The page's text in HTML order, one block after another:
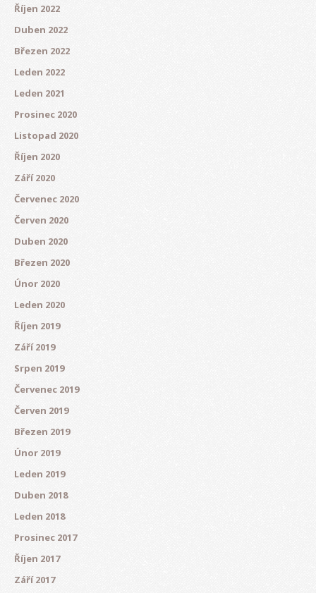
Říjen 2022
Duben 2022
Březen 2022
Leden 2022
Leden 2021
Prosinec 2020
Listopad 2020
Říjen 2020
Září 2020
Červenec 2020
Červen 2020
Duben 2020
Březen 2020
Únor 2020
Leden 2020
Říjen 2019
Září 2019
Srpen 2019
Červenec 2019
Červen 2019
Březen 2019
Únor 2019
Leden 2019
Duben 2018
Leden 2018
Prosinec 2017
Říjen 2017
Září 2017